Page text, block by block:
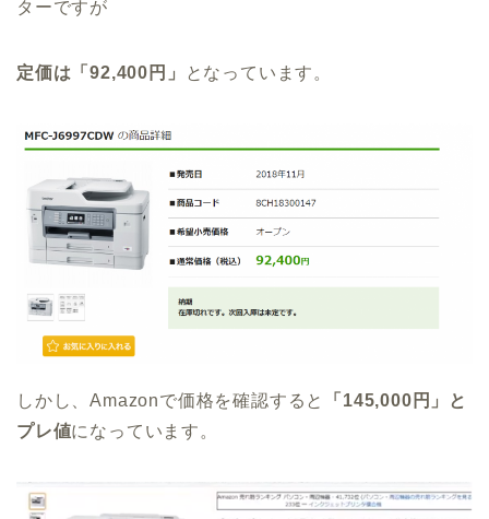
ターですが
定価は「92,400円」 となっています。
しかし、Amazonで価格を確認すると
「145,000円」と
プレ値になっています。